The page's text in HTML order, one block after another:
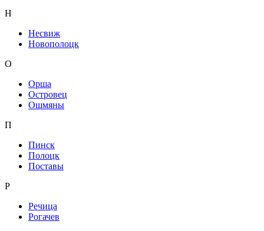
Н
Несвиж
Новополоцк
О
Орша
Островец
Ошмяны
П
Пинск
Полоцк
Поставы
Р
Речица
Рогачев